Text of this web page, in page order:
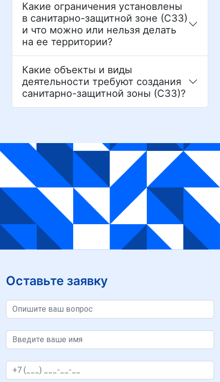
Какие ограничения установлены
в санитарно-защитной зоне (СЗЗ)
и что можно или нельзя делать
на ее территории?
Какие объекты и виды
деятельности требуют создания
санитарно-защитной зоны (СЗЗ)?
Оставьте заявку